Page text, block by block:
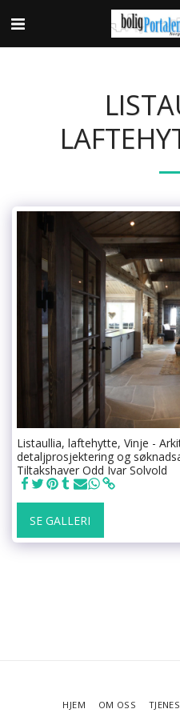
Listaullia, laftehytte, Vinje -
detaljprosjektering og
Tiltakshaver Odd Ivar Solvold
SE GALLERI
HJEM OM OSS